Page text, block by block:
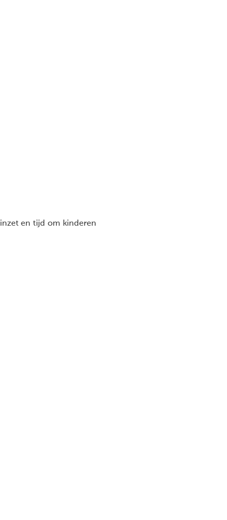
en tijd om kinderen